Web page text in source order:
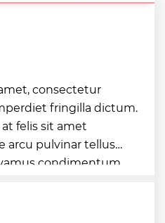
muhtarlara
çocuklar kitapların
Elazığ'a gönül köprüsü
consectetur
fringilla dictum.
felis sit amet
arcu pulvinar tellus
condimentum
sapien. Praese